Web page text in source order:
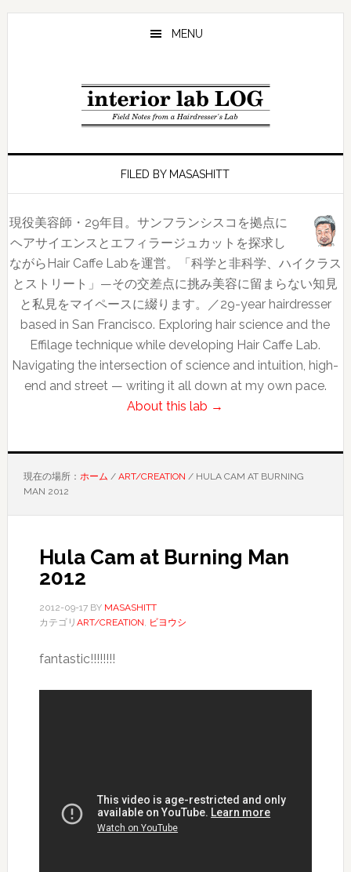
Skip
Skip
Skip
MENU
FILED BY MASASHITT
現役美容師・29年目。サンフランシスコを拠点に
ヘアサイエンスとエフィラージュカットを探求し
ながらHair Caffe Labを運営。「科学と非科学、ハイクラス
とストリート」—その交差点に挑み美容に留まらない知見
と私見をマイペースに綴ります。／29-year hairdresser
based in San Francisco. Exploring hair science and the
Effilage technique while developing Hair Caffe Lab.
Navigating the intersection of science and intuition, high-
end and street — writing it all down at my own pace.
About this lab →
現在の場所： ホーム / ART/CREATION /HULA CAM AT BURNING
MAN 2012
Hula Cam at Burning Man
2012
2012-09-17BY MASASHITT
カテゴリ ART/CREATION, ビヨウシ
fantastic!!!!!!!!